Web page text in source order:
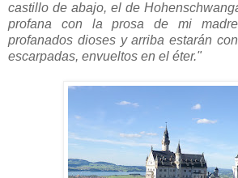
castillo de abajo, el de
profana con la prosa de mi
profanados dioses y arriba estarán
escarpadas, envueltos en el éter."